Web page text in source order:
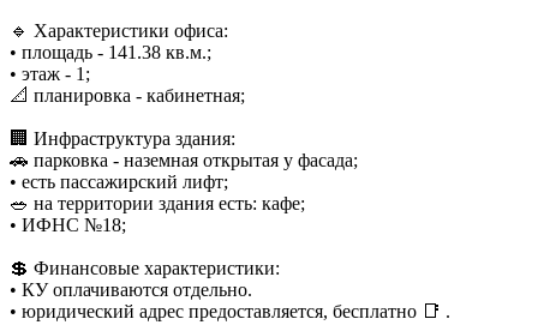
🔹 Характеристики офиса:
• площадь - 141.38 кв.м.;
• этаж - 1;
📐 планировка - кабинетная;
🏢 Инфраструктура здания:
🚗 парковка - наземная открытая у фасада;
• есть пассажирский лифт;
🥗 на территории здания есть: кафе;
• ИФНС №18;
💲 Финансовые характеристики:
• КУ оплачиваются отдельно.
• юридический адрес предоставляется, бесплатно 📑 .